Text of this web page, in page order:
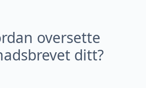
oversette
ditt?